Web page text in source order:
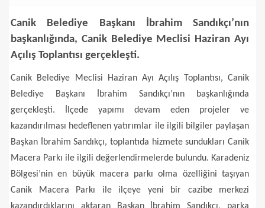
Canik Belediye Başkanı İbrahim Sandıkçı’nın
başkanlığında, Canik Belediye Meclisi Haziran Ayı
Açılış Toplantısı gerçekleşti.
Canik Belediye Meclisi Haziran Ayı Açılış Toplantısı, Canik
Belediye Başkanı İbrahim Sandıkçı’nın başkanlığında
gerçekleşti. İlçede yapımı devam eden projeler ve
kazandırılması hedeflenen yatırımlar ile ilgili bilgiler paylaşan
Başkan İbrahim Sandıkçı, toplantıda hizmete sundukları Canik
Macera Parkı ile ilgili değerlendirmelerde bulundu. Karadeniz
Bölgesi’nin en büyük macera parkı olma özelliğini taşıyan
Canik Macera Parkı ile ilçeye yeni bir cazibe merkezi
kazandırdıklarını aktaran Başkan İbrahim Sandıkçı, parka